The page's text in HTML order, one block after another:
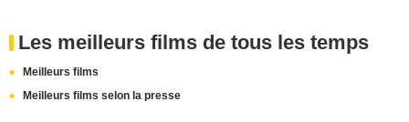
Les meilleurs films de tous les temps
Meilleurs films
Meilleurs films selon la presse